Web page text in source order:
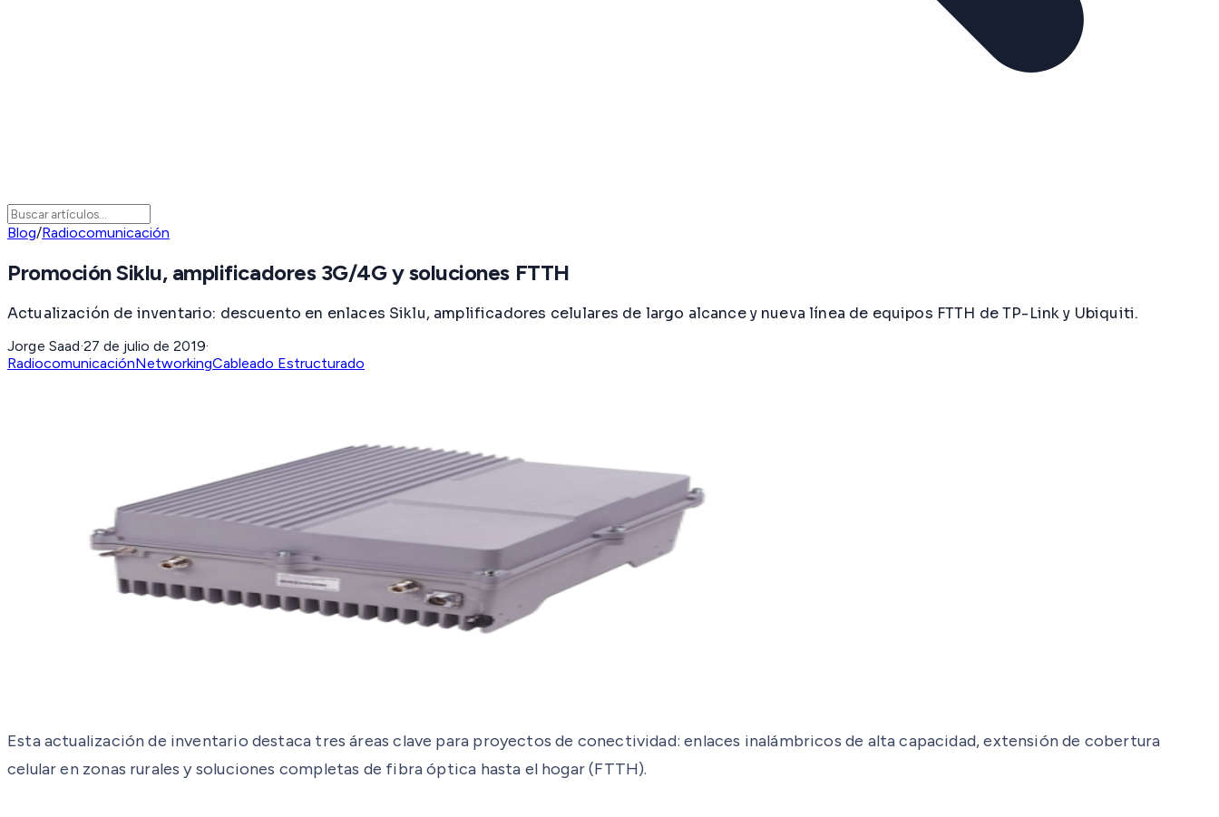
Blog/Radiocomunicación
Promoción Siklu, amplificadores 3G/4G y soluciones FTTH
Actualización de inventario: descuento en enlaces Siklu, amplificadores celulares de largo alcance y nueva línea de equipos FTTH de TP-Link y Ubiquiti.
Jorge Saad·27 de julio de 2019·
RadiocomunicaciónNetworkingCableado Estructurado
Esta actualización de inventario destaca tres áreas clave para proyectos de conectividad: enlaces inalámbricos de alta capacidad, extensión de cobertura
celular en zonas rurales y soluciones completas de fibra óptica hasta el hogar (FTTH).